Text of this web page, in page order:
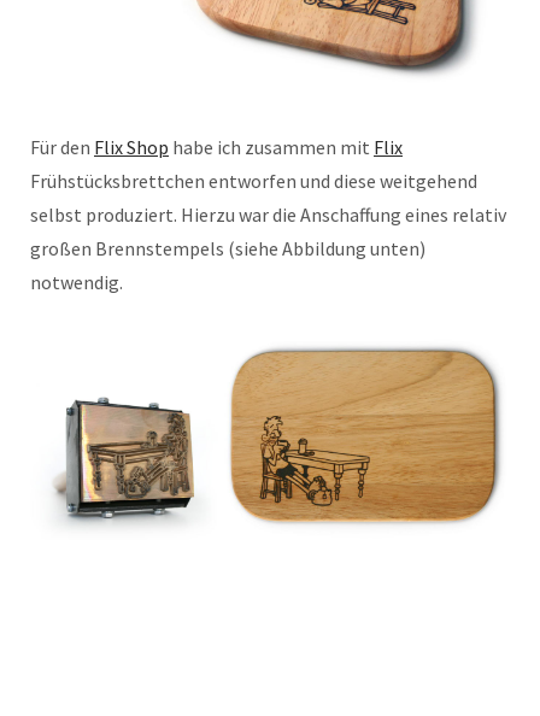
Für den Flix Shop habe ich zusammen mit Flix
Frühstücksbrettchen entworfen und diese weitgehend
selbst produziert. Hierzu war die Anschaffung eines relativ
großen Brennstempels (siehe Abbildung unten)
notwendig.